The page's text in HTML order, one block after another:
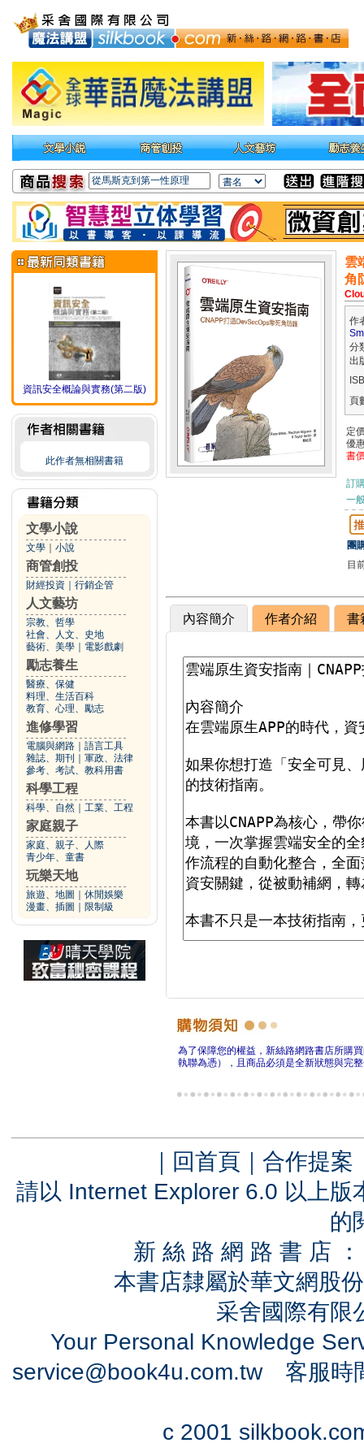
資訊安全概論與實務(第二版)
此作者無相關書籍
文學小說
文學 小說
商管創投
財經投資 行銷企管
人文藝坊
宗教、哲學
社會、人文、史地
藝術、美學
電影戲劇
勵志養生
醫療、保健
料理、生活百科
教育、心理、勵志
進修學習
電腦與網路
語言工具
雜誌、期刊
軍政、法律
參考、考試、教科用書
科學工程
科學、自然 工業、工程
家庭親子
家庭、親子、人際
青少年、童書
玩樂天地
旅遊、地圖
休閒娛樂
漫畫、插圖
限制級
雲
角
作
分
出
頁
定
優
書
訂
一
團
目
內容簡介 作者介紹 書
為了保障您的權益，新絲路網路書店所購
執聯為憑），且商品必須是全新狀態與完
｜ 回首頁 ｜ 合作提案
請以 Internet Explorer 6.0 以上
的
新 絲 路 網 路 書 店
本書店隸屬於華文網股
采舍國際有
Your Personal Knowledge
service@book4u.com.tw客服時
c 2001